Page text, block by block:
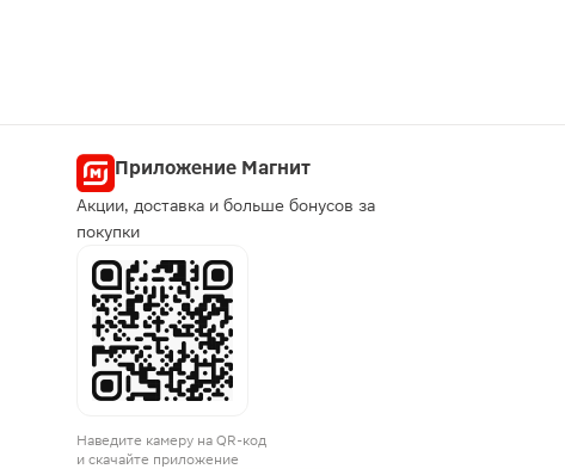
Приложение Магнит
Акции, доставка и больше бонусов за
покупки
Наведите камеру на QR-код
и скачайте приложение